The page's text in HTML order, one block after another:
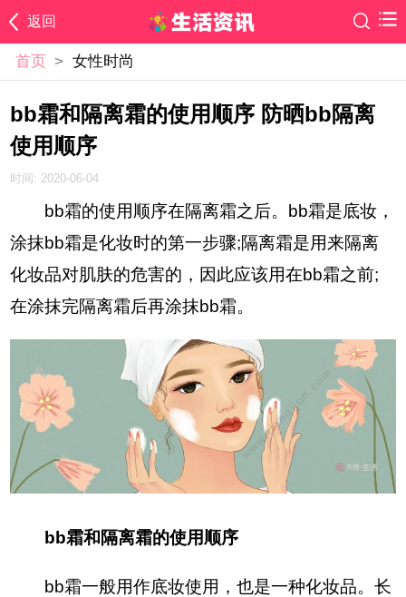
返回
首页 > 女性时尚
bb霜和隔离霜的使用顺序 防晒bb隔离
使用顺序
时间: 2020-06-04
bb霜的使用顺序在隔离霜之后。bb霜是底妆，
涂抹bb霜是化妆时的第一步骤;隔离霜是用来隔离
化妆品对肌肤的危害的，因此应该用在bb霜之前;
在涂抹完隔离霜后再涂抹bb霜。
bb霜和隔离霜的使用顺序
bb霜一般用作底妆使用，也是一种化妆品。长